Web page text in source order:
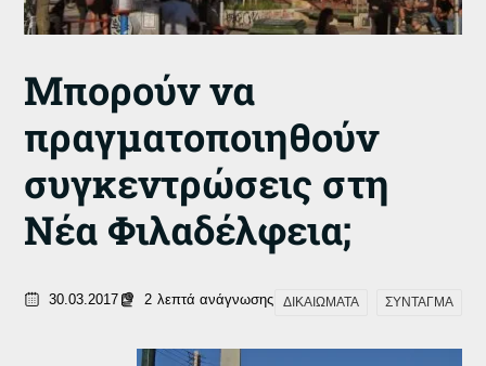
Μπορούν να
πραγματοποιηθούν
συγκεντρώσεις στη
Νέα Φιλαδέλφεια;
30.03.2017 2 λεπτά ανάγνωσης ΔΙΚΑΙΩΜΑΤΑ ΣΥΝΤΑΓΜΑ